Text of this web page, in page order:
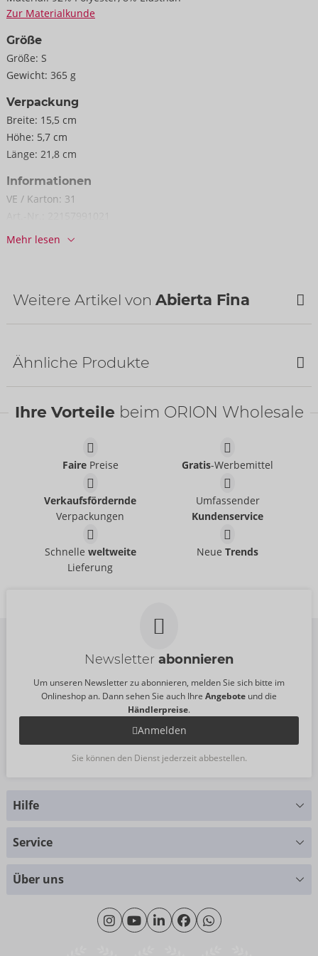
Zur Materialkunde
Größe
Größe: S
Gewicht: 365 g
Verpackung
Breite: 15,5 cm
Höhe: 5,7 cm
Länge: 21,8 cm
Informationen
VE / Karton: 31
Barcode:
Mehr lesen
Weitere Artikel von Abierta Fina
Abierta Fina- ORION Brand
Abierta Fina- ORION Brand
22157801021
89,95 €
Ähnliche Produkte
- ORION Brand
Straps-Set
Ihre Vorteile beim ORION Wholesale
FairePreise Gratis-Werbemittel
Verkaufsfördernde
Verpackungen
Umfassender
Kundenservice
Schnelle weltweite
Lieferung
NeueTrends
Newsletter abonnieren
Um unseren Newsletter zu abonnieren, melden Sie sich bitte im
Onlineshop an. Dann sehen Sie auch Ihre Angebote und die
Händlerpreise.
Anmelden
Sie können den Dienst jederzeit abbestellen.
Hilfe
Montag - Donnerstag: 09:00 - 16:00 Uhr
Freitag: 09:00 - 15:00 Uhr
Service
Über uns
Wir über uns
Nachhaltigkeit